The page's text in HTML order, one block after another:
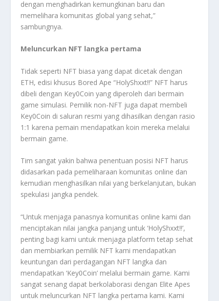
dengan menghadirkan kemungkinan baru dan
memelihara komunitas global yang sehat,”
sambungnya.
Meluncurkan NFT langka pertama
Tidak seperti NFT biasa yang dapat dicetak dengan
ETH, edisi khusus Bored Ape “HolyShxxt!!” NFT harus
dibeli dengan Key0Coin yang diperoleh dari bermain
game simulasi. Pemilik non-NFT juga dapat membeli
Key0Coin di saluran resmi yang dihasilkan dengan rasio
1:1 karena pemain mendapatkan koin mereka melalui
bermain game.
Tim sangat yakin bahwa penentuan posisi NFT harus
didasarkan pada pemeliharaan komunitas online dan
kemudian menghasilkan nilai yang berkelanjutan, bukan
spekulasi jangka pendek.
“Untuk menjaga panasnya komunitas online kami dan
menciptakan nilai jangka panjang untuk ‘HolyShxxt!!’,
penting bagi kami untuk menjaga platform tetap sehat
dan membiarkan pemilik NFT kami mendapatkan
keuntungan dari perdagangan NFT langka dan
mendapatkan ‘Key0Coin’ melalui bermain game. Kami
sangat senang dapat berkolaborasi dengan Elite Apes
untuk meluncurkan NFT langka pertama kami. Kami